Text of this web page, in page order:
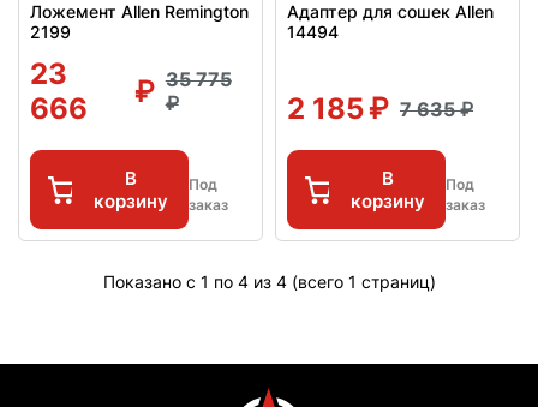
Ложемент Allen Remington
2199
23
666
35 775
В
корзину
Под
заказ
Адаптер для сошек Allen
14494
2 185 7 635
В
корзину
Под
заказ
Показано с 1 по 4 из 4 (всего 1 страниц)